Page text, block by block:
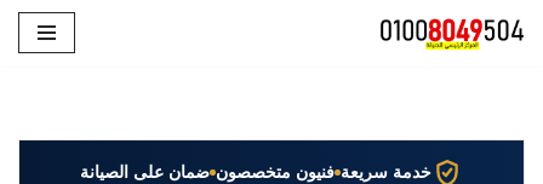
خدمة سريعة فنيون متخصصون ضمان على الصيانة